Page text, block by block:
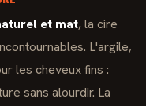
et mat, la cire
L'argile,
les cheveux fins :
sans alourdir. La